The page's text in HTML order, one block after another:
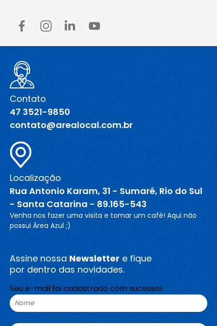
Contato
47 3521-9850
contato@arealocal.com.br
Localização
Rua Antonio Karam, 31 - Sumaré, Rio do Sul
- Santa Catarina - 89.165-543
Venha nos fazer uma visita e tomar um café! Aqui não
possui Área Azul ;)
Assine nossa Newsletter e fique
por dentro das novidades.
Seu e-mail foi cadastrado com sucesso!